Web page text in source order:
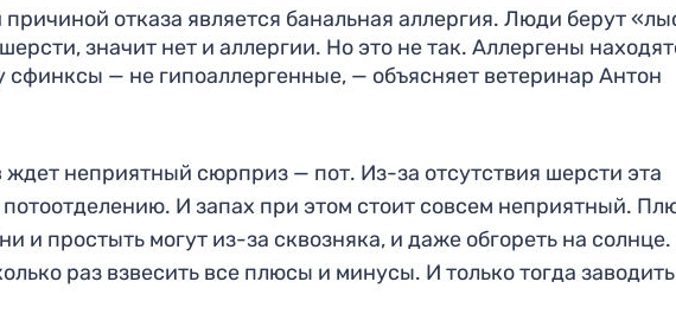
отказа является банальная аллергия. Люди берут
значит нет и аллергии. Но это не так. Аллергены
— не гипоаллергенные, — объясняет ветеринар Антон
неприятный сюрприз — пот. Из-за отсутствия шерсти эта
И запах при этом стоит совсем неприятный.
и простыть могут из-за сквозняка, и даже обгореть на солнце.
раз взвесить все плюсы и минусы. И только тогда заводить